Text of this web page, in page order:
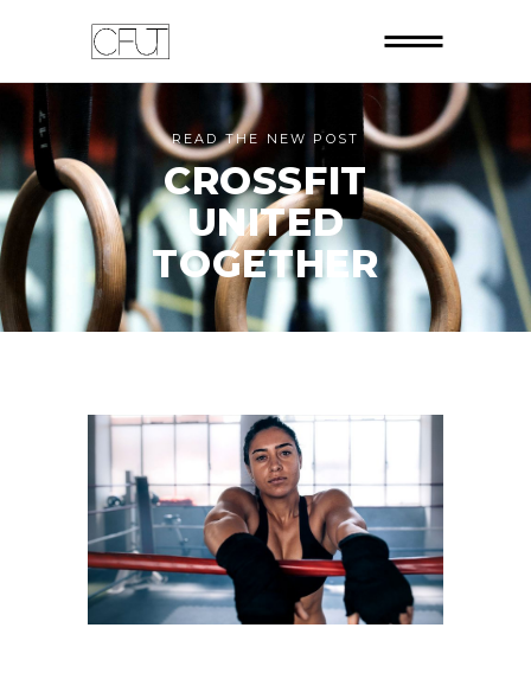
READ THE NEW POST
CROSSFIT
UNITED
TOGETHER